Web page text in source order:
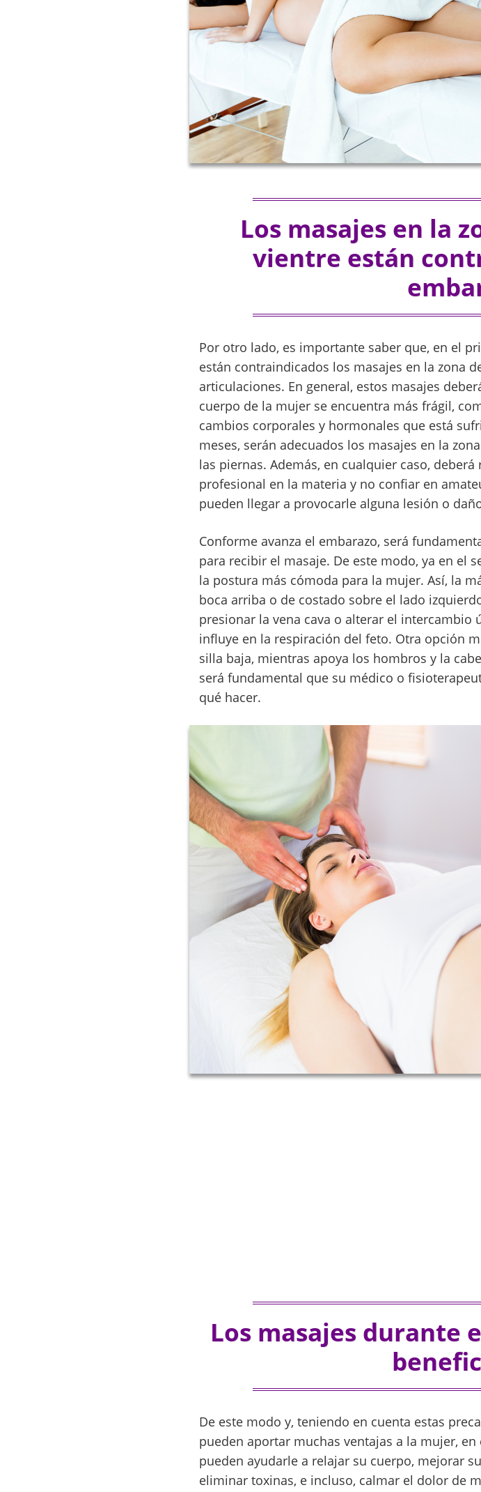
Los masajes en la
vientre están
Por otro lado, es importante saber que, en el
están contraindicados los masajes en la zona
articulaciones. En general, estos masajes
cuerpo de la mujer se encuentra más frágil,
cambios corporales y hormonales que está
meses, serán adecuados los masajes en la
las piernas. Además, en cualquier caso,
profesional en la materia y no confiar en
pueden llegar a provocarle alguna lesión o
Conforme avanza el embarazo, será
para recibir el masaje. De este modo, ya en el
la postura más cómoda para la mujer. Así, la
boca arriba o de costado sobre el lado
presionar la vena cava o alterar el intercambio
influye en la respiración del feto. Otra opción
silla baja, mientras apoya los hombros y la
será fundamental que su médico o
qué hacer.
Los masajes durante
De este modo y, teniendo en cuenta estas
pueden aportar muchas ventajas a la mujer,
pueden ayudarle a relajar su cuerpo, mejorar
eliminar toxinas, e incluso, calmar el dolor de